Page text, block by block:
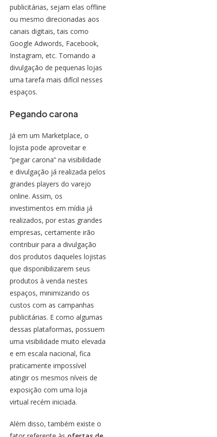
publicitárias, sejam elas offline
ou mesmo direcionadas aos
canais digitais, tais como
Google Adwords, Facebook,
Instagram, etc. Tornando a
divulgação de pequenas lojas
uma tarefa mais difícil nesses
espaços.
Pegando carona
Já em um Marketplace, o
lojista pode aproveitar e
“pegar carona” na visibilidade
e divulgação já realizada pelos
grandes players do varejo
online. Assim, os
investimentos em mídia já
realizados, por estas grandes
empresas, certamente irão
contribuir para a divulgação
dos produtos daqueles lojistas
que disponibilizarem seus
produtos à venda nestes
espaços, minimizando os
custos com as campanhas
publicitárias. E como algumas
dessas plataformas, possuem
uma visibilidade muito elevada
e em escala nacional, fica
praticamente impossível
atingir os mesmos níveis de
exposição com uma loja
virtual recém iniciada.
Além disso, também existe o